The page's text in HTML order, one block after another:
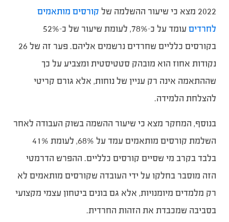
2022 מצא כי שיעור ההשלמה של
קורסים מותאמים
לחרדים
עומד על כ-78%, לעומת שיעור של כ-52%
בקורסים כלליים שחרדים נרשמים אליהם. פער זה של 26
נקודות אחוז הוא מובהק סטטיסטית ומצביע על כך
שההתאמה אינה רק עניין של נוחות, אלא גורם קריטי
להצלחת הלמידה.
בנוסף, המחקר מצא כי שיעור ההשמה בשוק העבודה לאחר
השלמת קורסים מותאמים עמד על 68%, לעומת 41%
בלבד בקרב מי שסיים קורסים כלליים. ההפרש הדרמטי
הזה מוסבר בחלקו על ידי העובדה שקורסים מותאמים לא
רק מלמדים מיומנויות, אלא גם בונים ביטחון עצמי מקצועי
בסביבה שמכבדת את הזהות החרדית.